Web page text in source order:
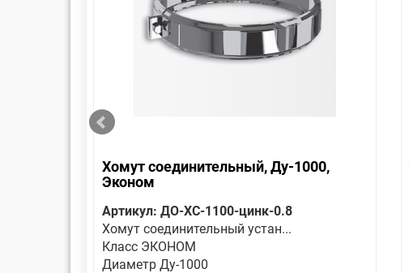
Хомут соединительный, Ду-1000,
Эконом
Артикул: ДО-ХС-1100-цинк-0.8
Хомут соединительный устан...
Класс ЭКОНОМ
Диаметр Ду-1000